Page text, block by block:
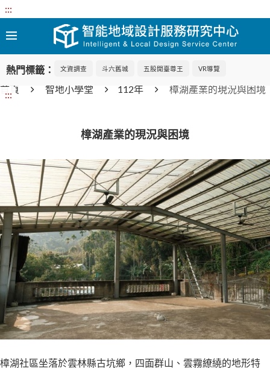
:::
熱門標籤： 文資調查 斗六舊城 五股開臺尊王 VR導覽
:::
首頁 智地小學堂 112年 樟湖產業的現況與困境
樟湖產業的現況與困境
樟湖社區坐落於雲林縣古坑鄉，四面群山、雲霧繚繞的地形特